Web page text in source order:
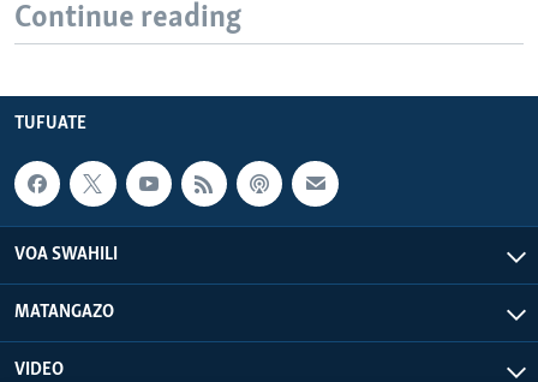
Continue reading
TUFUATE
VOA SWAHILI
MATANGAZO
VIDEO